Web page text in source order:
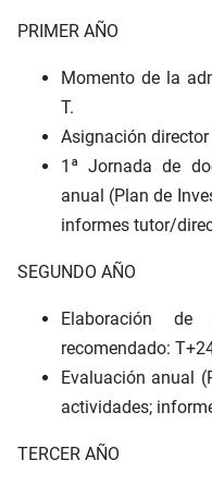
PRIMER AÑO
Momento de la
T.
Asignación director
1ª Jornada de
anual (Plan de
informes tutor/
SEGUNDO AÑO
Elaboración
recomendado:
Evaluación anual
actividades;
TERCER AÑO